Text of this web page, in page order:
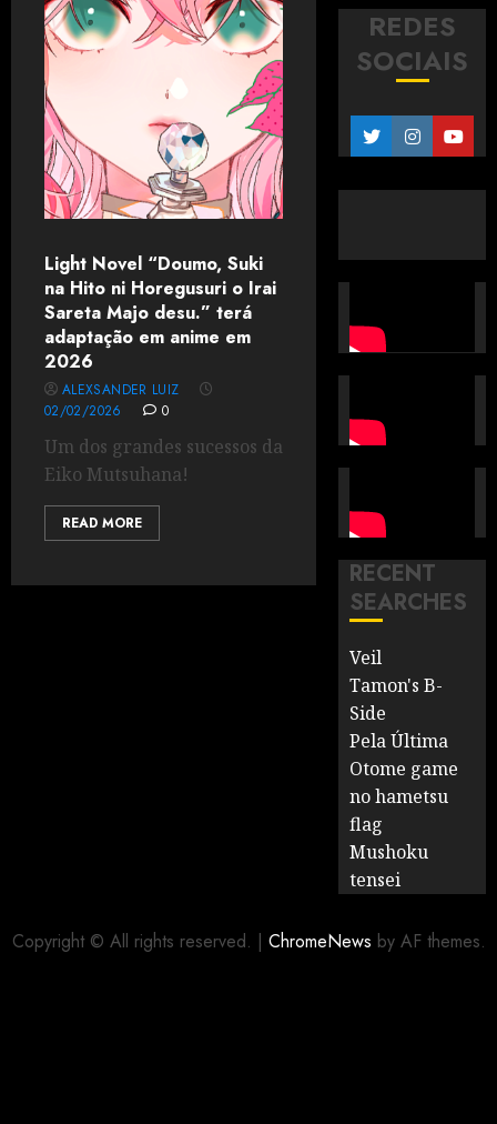
Light Novel “Doumo, Suki
na Hito ni Horegusuri o Irai
Sareta Majo desu.” terá
adaptação em anime em
2026
ALEXSANDER LUIZ
02/02/2026
0
Um dos grandes sucessos da
Eiko Mutsuhana!
READ MORE
REDES
SOCIAIS
RECENT
SEARCHES
Veil
Tamon's B-
Side
Pela Última
Otome game
no hametsu
flag
Mushoku
tensei
Copyright © All rights reserved. | ChromeNews by AF themes.